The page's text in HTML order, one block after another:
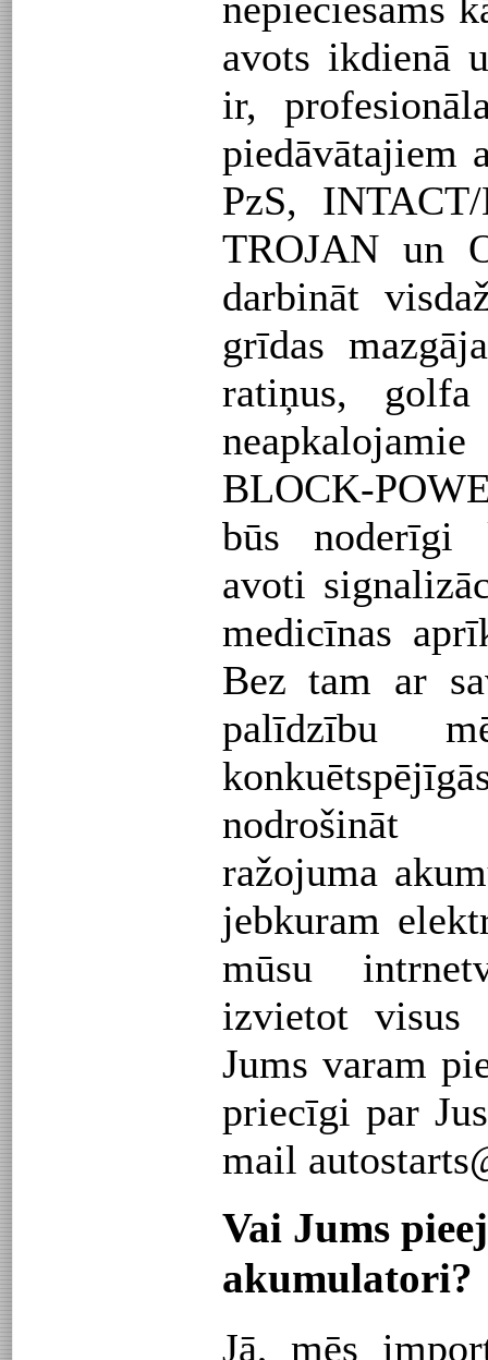
avots ikdienā
ir,
piedāvātajiem
PzS,
TROJAN un
darbināt
grīdas
ratiņus,
BLOCK-
būs noderīgi
avoti
medicīnas
Bez tam ar
palīdzību
nodrošināt
ražojuma
jebkuram
mūsu
izvietot visus
Jums varam
priecīgi par
mail
Vai Jums
akumulatori?
Jā, mēs